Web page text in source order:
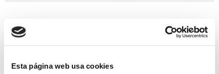
Esta página web usa cookies
GARANTÍA DE PAGO
RESERVAS MIRAMAR